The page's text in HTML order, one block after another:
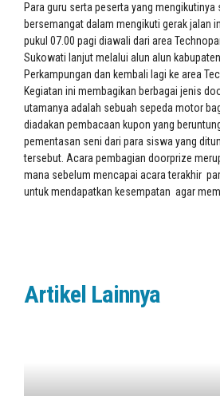
Para guru serta peserta yang
bersemangat dalam mengikuti gerak jalan
pukul 07.00 pagi diawali dari area
Sukowati lanjut melalui alun alun
Perkampungan dan kembali lagi ke area
Kegiatan ini membagikan berbagai jenis
utamanya adalah sebuah sepeda motor
diadakan pembacaan kupon yang
pementasan seni dari para siswa yang
tersebut. Acara pembagian doorprize
mana sebelum mencapai acara terakhir
untuk mendapatkan kesempatan agar
Artikel Lainnya